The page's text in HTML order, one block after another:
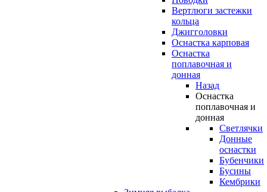
Вертлюги застежки
кольца
Джигголовки
Оснастка карповая
Оснастка
поплавочная и
донная
Назад
Оснастка
поплавочная и
донная
Светлячки
Донные
оснастки
Бубенчики
Бусины
Кембрики